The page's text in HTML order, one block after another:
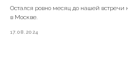
Остался ровно месяц до нашей встречи
в Москве.
17.08.2024